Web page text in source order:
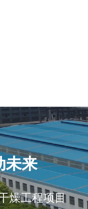
未来
燥工程项目